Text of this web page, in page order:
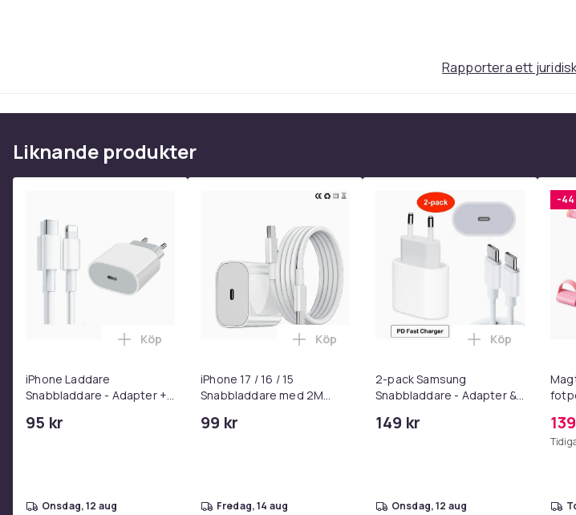
Rapportera ett
Liknande produkter
iPhone Laddare
Snabbladdare - Adapter +
C 2m
95 kr
Lägg till iPhone Laddare Snabbladdare - Adapter + Kabel 25W lightning -
Köp
onsdag, 12 aug
iPhone 17 / 16 / 15
Snabbladdare med 2M
99 kr
Lägg till iPhone 17 / 16 / 15 Snabbladdare
Köp
fredag, 14 aug
2-pack Samsung
Snabbladdare - Adapter &
149 kr
Lägg till 2-
Köp
onsdag, 12 aug
-44
&